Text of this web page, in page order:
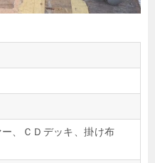
、ＣＤデッキ、掛け布